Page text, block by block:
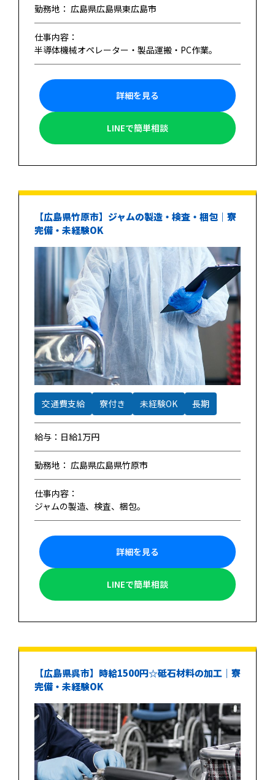
勤務地： 広島県広島県東広島市
仕事内容：
半導体機械オペレーター・製品運搬・PC作業。
詳細を見る
LINEで簡単相談
【広島県竹原市】ジャムの製造・検査・梱包｜寮
完備・未経験OK
交通費支給 寮付き 未経験OK 長期
給与：日給1万円
勤務地： 広島県広島県竹原市
仕事内容：
ジャムの製造、検査、梱包。
詳細を見る
LINEで簡単相談
【広島県呉市】時給1500円☆砥石材料の加工｜寮
完備・未経験OK